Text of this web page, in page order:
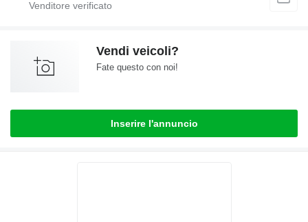
Vendi veicoli?
Fate questo con noi!
Inserire l'annuncio